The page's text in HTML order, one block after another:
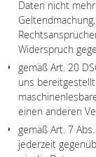
Daten nicht
Widerspruch
gemäß Art. 20
uns
einen anderen
gemäß Art. 7
jederzeit